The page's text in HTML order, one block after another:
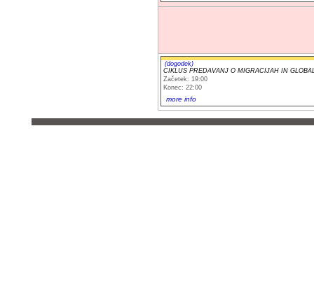
(dogodek)
CIKLUS PREDAVANJ O MIGRACIJAH IN
Začetek: 19:00
Konec: 22:00
more info